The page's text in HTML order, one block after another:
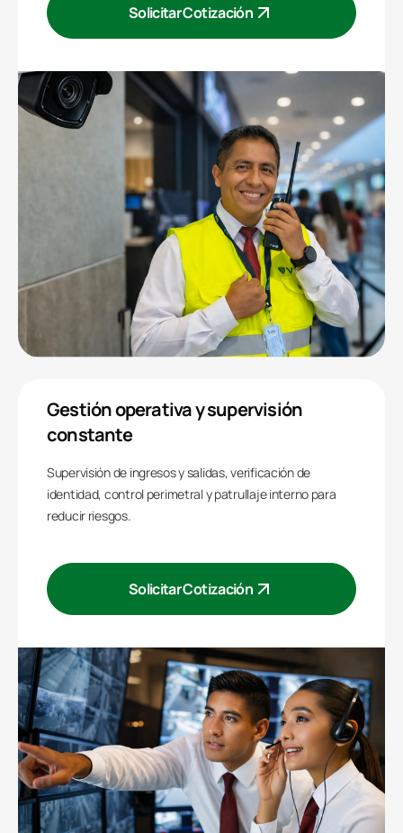
Solicitar Cotización
Gestión operativa y supervisión
constante
Supervisión de ingresos y salidas, verificación de
identidad, control perimetral y patrullaje interno para
reducir riesgos.
Solicitar Cotización